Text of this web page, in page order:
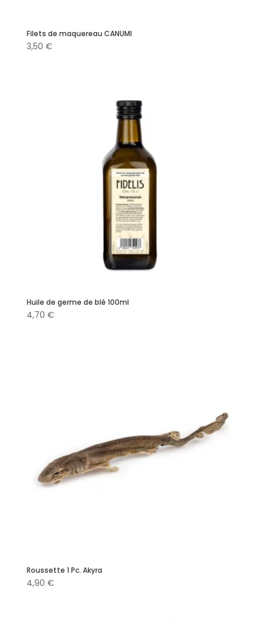
Filets de maquereau CANUMI
3,50 €
Huile de germe de blé 100ml
4,70 €
Roussette 1 Pc. Akyra
4,90 €